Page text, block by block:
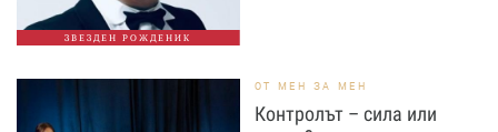
ЗВЕЗДЕН РОЖДЕНИК
ОТ МЕН ЗА МЕН
Контролът – сила или